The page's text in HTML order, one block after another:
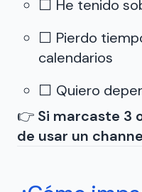
⬜ He tenido
⬜ Pierdo
calendarios
⬜ Quiero
👉 Si marcaste 3
de usar un